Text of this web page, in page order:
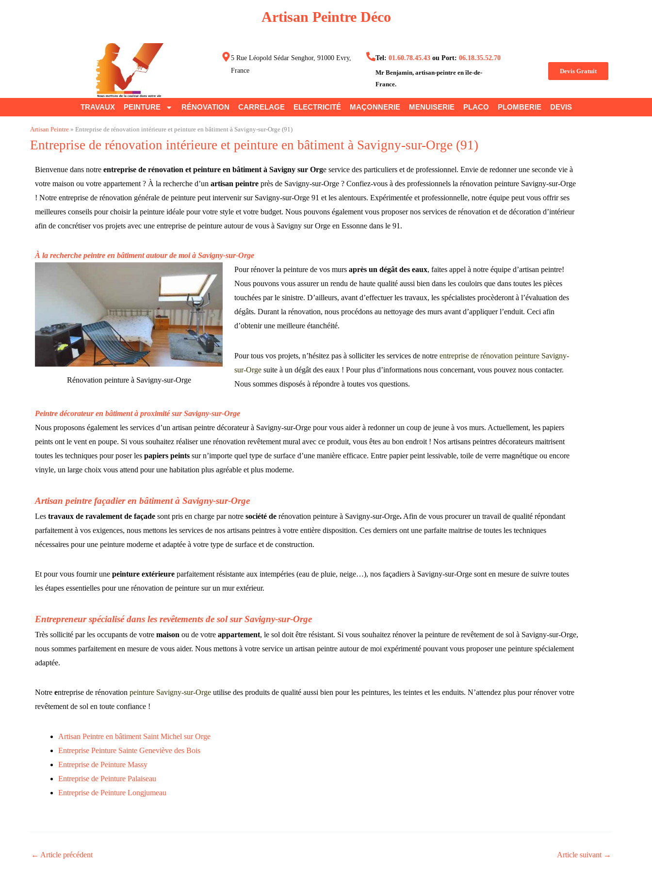
Artisan Peintre Déco
5 Rue Léopold Sédar Senghor, 91000 Evry,
France
Tel:01.60.78.45.43 ou Port:06.18.35.52.70
Mr Benjamin, artisan-peintre en île-de-
France.
Devis Gratuit
TRAVAUX PEINTURE RÉNOVATION CARRELAGE ELECTRICITÉ MAÇONNERIE MENUISERIE PLACO PLOMBERIE DEVIS
Artisan Peintre » Entreprise de rénovation intérieure et peinture en bâtiment à Savigny-sur-Orge (91)
Entreprise de rénovation intérieure et peinture en bâtiment à Savigny-sur-Orge (91)
Bienvenue dans notre entreprise de rénovation et peinture en bâtiment à Savigny sur Orge service des particuliers et de professionnel. Envie de redonner une seconde vie à
votre maison ou votre appartement ? À la recherche d’un artisan peintre près de Savigny-sur-Orge ? Confiez-vous à des professionnels la rénovation peinture Savigny-sur-Orge
! Notre entreprise de rénovation générale de peinture peut intervenir sur Savigny-sur-Orge 91 et les alentours. Expérimentée et professionnelle, notre équipe peut vous offrir ses
meilleures conseils pour choisir la peinture idéale pour votre style et votre budget. Nous pouvons également vous proposer nos services de rénovation et de décoration d’intérieur
afin de concrétiser vos projets avec une entreprise de peinture autour de vous à Savigny sur Orge en Essonne dans le 91.
À la recherche peintre en bâtiment autour de moi à Savigny-sur-Orge
Rénovation peinture à Savigny-sur-Orge
Pour rénover la peinture de vos murs après un dégât des eaux, faites appel à notre équipe d’artisan peintre!
Nous pouvons vous assurer un rendu de haute qualité aussi bien dans les couloirs que dans toutes les pièces
touchées par le sinistre. D’ailleurs, avant d’effectuer les travaux, les spécialistes procèderont à l’évaluation des
dégâts. Durant la rénovation, nous procédons au nettoyage des murs avant d’appliquer l’enduit. Ceci afin
d’obtenir une meilleure étanchéité.
Pour tous vos projets, n’hésitez pas à solliciter les services de notre entreprise de rénovation peinture Savigny-
sur-Orge suite à un dégât des eaux ! Pour plus d’informations nous concernant, vous pouvez nous contacter.
Nous sommes disposés à répondre à toutes vos questions.
Peintre décorateur en bâtiment à proximité sur Savigny-sur-Orge
Nous proposons également les services d’un artisan peintre décorateur à Savigny-sur-Orge pour vous aider à redonner un coup de jeune à vos murs. Actuellement, les papiers
peints ont le vent en poupe. Si vous souhaitez réaliser une rénovation revêtement mural avec ce produit, vous êtes au bon endroit ! Nos artisans peintres décorateurs maitrisent
toutes les techniques pour poser les papiers peints sur n’importe quel type de surface d’une manière efficace. Entre papier peint lessivable, toile de verre magnétique ou encore
vinyle, un large choix vous attend pour une habitation plus agréable et plus moderne.
Artisan peintre façadier en bâtiment à Savigny-sur-Orge
Les travaux de ravalement de façade sont pris en charge par notre société de rénovation peinture à Savigny-sur-Orge. Afin de vous procurer un travail de qualité répondant
parfaitement à vos exigences, nous mettons les services de nos artisans peintres à votre entière disposition. Ces derniers ont une parfaite maitrise de toutes les techniques
nécessaires pour une peinture moderne et adaptée à votre type de surface et de construction.
Et pour vous fournir une peinture extérieure parfaitement résistante aux intempéries (eau de pluie, neige…), nos façadiers à Savigny-sur-Orge sont en mesure de suivre toutes
les étapes essentielles pour une rénovation de peinture sur un mur extérieur.
Entrepreneur spécialisé dans les revêtements de sol sur Savigny-sur-Orge
Très sollicité par les occupants de votre maison ou de votre appartement, le sol doit être résistant. Si vous souhaitez rénover la peinture de revêtement de sol à Savigny-sur-Orge,
nous sommes parfaitement en mesure de vous aider. Nous mettons à votre service un artisan peintre autour de moi expérimenté pouvant vous proposer une peinture spécialement
adaptée.
Notre entreprise de rénovation peinture Savigny-sur-Orge utilise des produits de qualité aussi bien pour les peintures, les teintes et les enduits. N’attendez plus pour rénover votre
revêtement de sol en toute confiance !
Artisan Peintre en bâtiment Saint Michel sur Orge
Entreprise Peinture Sainte Geneviève des Bois
Entreprise de Peinture Massy
Entreprise de Peinture Palaiseau
Entreprise de Peinture Longjumeau
← Article précédent Article suivant →